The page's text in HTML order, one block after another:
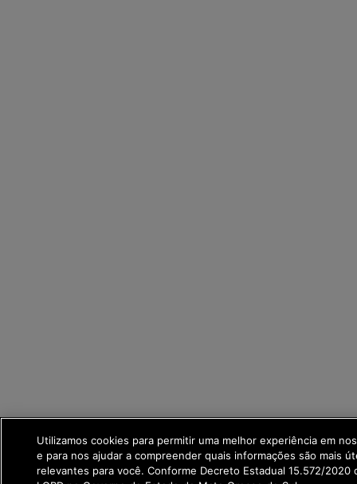
Utilizamos cookies para permitir uma melhor experiência em
e para nos ajudar a compreender quais informações são mais
relevantes para você. Conforme Decreto Estadual 15.572/2020